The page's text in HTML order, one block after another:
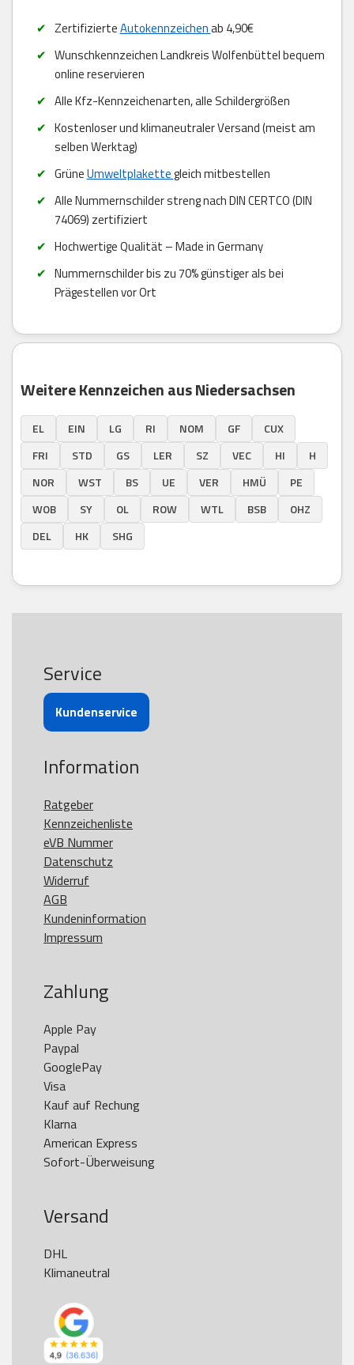
ZertifizierteAutokennzeichenab 4,90€
Wunschkennzeichen Landkreis Wolfenbüttel bequem
online reservieren
Alle Kfz-Kennzeichenarten, alle Schildergrößen
Kostenloser und klimaneutraler Versand (meist am
selben Werktag)
GrüneUmweltplakettegleich mitbestellen
Alle Nummernschilder streng nach DIN CERTCO (DIN
74069) zertifiziert
Hochwertige Qualität – Made in Germany
Nummernschilder bis zu 70% günstiger als bei
Prägestellen vor Ort
Weitere Kennzeichen aus Niedersachsen
EL EIN LG RI NOM GF
CUX
FRI
STD GS LER SZ VEC HI
H
NOR
WST BS UE VER HMÜ
PE
WOB
SY OL ROW WTL BSB
OHZ
DEL
HK SHG
Service
Kundenservice
Information
Ratgeber
Kennzeichenliste
eVB Nummer
Datenschutz
Widerruf
AGB
Kundeninformation
Impressum
Zahlung
Apple Pay
Paypal
GooglePay
Visa
Kauf auf Rechung
Klarna
American Express
Versand
DHL
Klimaneutral